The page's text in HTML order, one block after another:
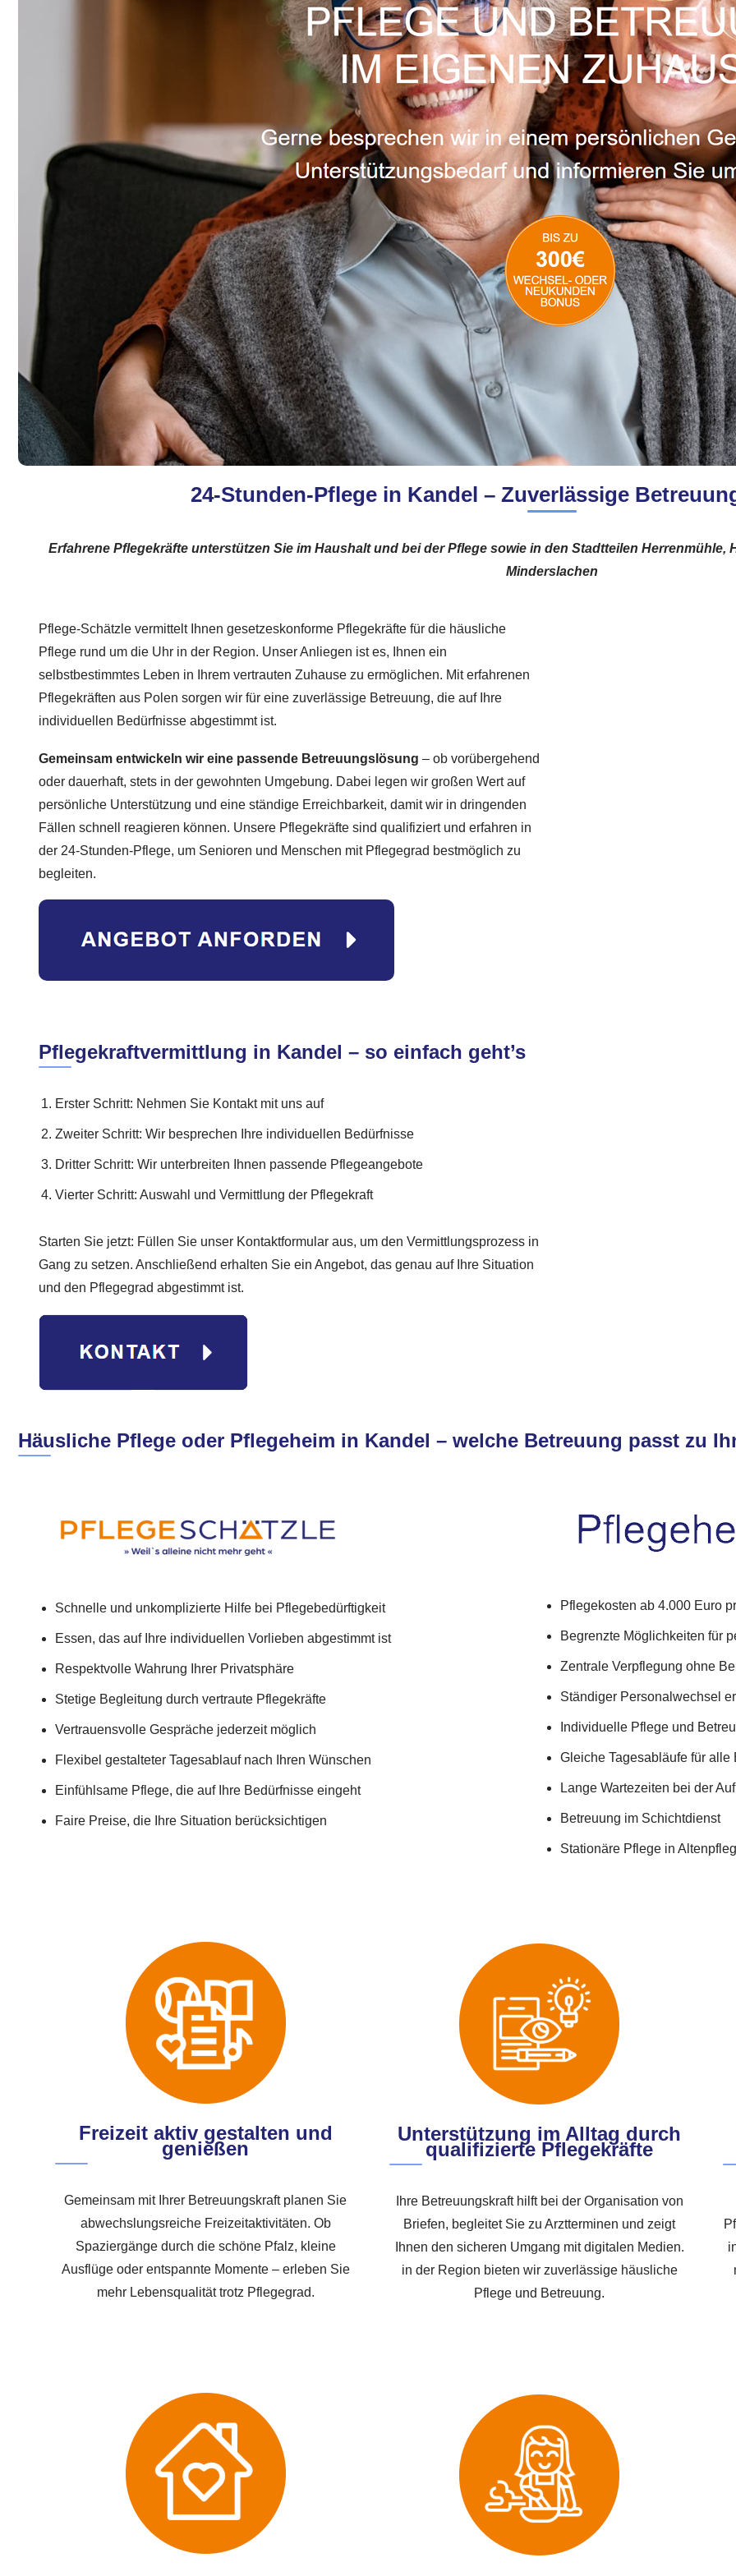
24-Stunden-Pflege in Kandel – Zuverlässige
Erfahrene Pflegekräfte unterstützen Sie im Haushalt und bei der Pflege sowie in den Stadtteilen
Minderslachen
Pflege-Schätzle vermittelt Ihnen gesetzeskonforme Pflegekräfte für die häusliche
Pflege rund um die Uhr in der Region. Unser Anliegen ist es, Ihnen ein
selbstbestimmtes Leben in Ihrem vertrauten Zuhause zu ermöglichen. Mit erfahrenen
Pflegekräften aus Polen sorgen wir für eine zuverlässige Betreuung, die auf Ihre
individuellen Bedürfnisse abgestimmt ist.
Gemeinsam entwickeln wir eine passende Betreuungslösung – ob vorübergehend
oder dauerhaft, stets in der gewohnten Umgebung. Dabei legen wir großen Wert auf
persönliche Unterstützung und eine ständige Erreichbarkeit, damit wir in dringenden
Fällen schnell reagieren können. Unsere Pflegekräfte sind qualifiziert und erfahren in
der 24-Stunden-Pflege, um Senioren und Menschen mit Pflegegrad bestmöglich zu
begleiten.
Pflegekraftvermittlung in Kandel – so einfach geht’s
Erster Schritt: Nehmen Sie Kontakt mit uns auf
Zweiter Schritt: Wir besprechen Ihre individuellen Bedürfnisse
Dritter Schritt: Wir unterbreiten Ihnen passende Pflegeangebote
Vierter Schritt: Auswahl und Vermittlung der Pflegekraft
Starten Sie jetzt: Füllen Sie unser Kontaktformular aus, um den Vermittlungsprozess in
Gang zu setzen. Anschließend erhalten Sie ein Angebot, das genau auf Ihre Situation
und den Pflegegrad abgestimmt ist.
Häusliche Pflege oder Pflegeheim in Kandel – welche Betreuung passt zu
Schnelle und unkomplizierte Hilfe bei Pflegebedürftigkeit
Essen, das auf Ihre individuellen Vorlieben abgestimmt ist
Respektvolle Wahrung Ihrer Privatsphäre
Stetige Begleitung durch vertraute Pflegekräfte
Vertrauensvolle Gespräche jederzeit möglich
Flexibel gestalteter Tagesablauf nach Ihren Wünschen
Einfühlsame Pflege, die auf Ihre Bedürfnisse eingeht
Faire Preise, die Ihre Situation berücksichtigen
Pflegekosten ab 4.000 Euro
Begrenzte Möglichkeiten für
Zentrale Verpflegung ohne
Ständiger Personalwechsel
Individuelle Pflege und
Gleiche Tagesabläufe für alle
Lange Wartezeiten bei der
Betreuung im Schichtdienst
Stationäre Pflege in
Freizeit aktiv gestalten und
genießen
Gemeinsam mit Ihrer Betreuungskraft planen Sie
abwechslungsreiche Freizeitaktivitäten. Ob
Spaziergänge durch die schöne Pfalz, kleine
Ausflüge oder entspannte Momente – erleben Sie
mehr Lebensqualität trotz Pflegegrad.
Unterstützung im Alltag durch
qualifizierte Pflegekräfte
Ihre Betreuungskraft hilft bei der Organisation von
Briefen, begleitet Sie zu Arztterminen und zeigt
Ihnen den sicheren Umgang mit digitalen Medien.
in der Region bieten wir zuverlässige häusliche
Pflege und Betreuung.